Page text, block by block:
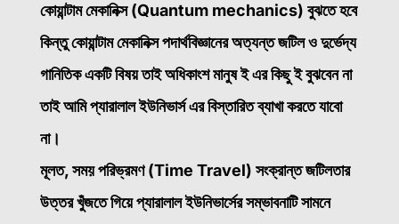
কোয়ান্টাম মেকানিক্স (Quantum mechanics) বুঝতে হবে
কিন্তু কোয়ান্টাম মেকানিক্স পদার্থবিজ্ঞানের অত্যন্ত জটিল ও দুর্ভেদ্য
গানিতিক একটি বিষয় তাই অধিকাংশ মানুষ ই এর কিছু ই বুঝবেন না
তাই আমি প্যারালাল ইউনিভার্স এর বিস্তারিত ব্যাখা করতে যাবো
না।
মূলত, সময় পরিভ্রমণ (Time Travel) সংক্রান্ত জটিলতার
উত্তর খুঁজতে গিয়ে প্যারালাল ইউনিভার্সের সম্ভাবনাটি সামনে